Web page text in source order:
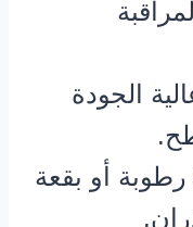
الجودة
أو بقعة